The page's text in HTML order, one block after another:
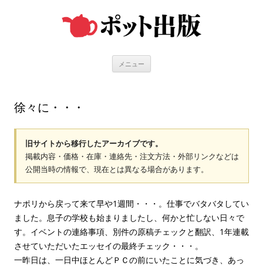
メニュー
徐々に・・・
旧サイトから移行したアーカイブです。
掲載内容・価格・在庫・連絡先・注文方法・外部リンクなどは
公開当時の情報で、現在とは異なる場合があります。
ナポリから戻って来て早や1週間・・・。仕事でバタバタしてい
ました。息子の学校も始まりましたし、何かと忙しない日々で
す。イベントの連絡事項、別件の原稿チェックと翻訳、1年連載
させていただいたエッセイの最終チェック・・・。
一昨日は、一日中ほとんどＰＣの前にいたことに気づき、あっ